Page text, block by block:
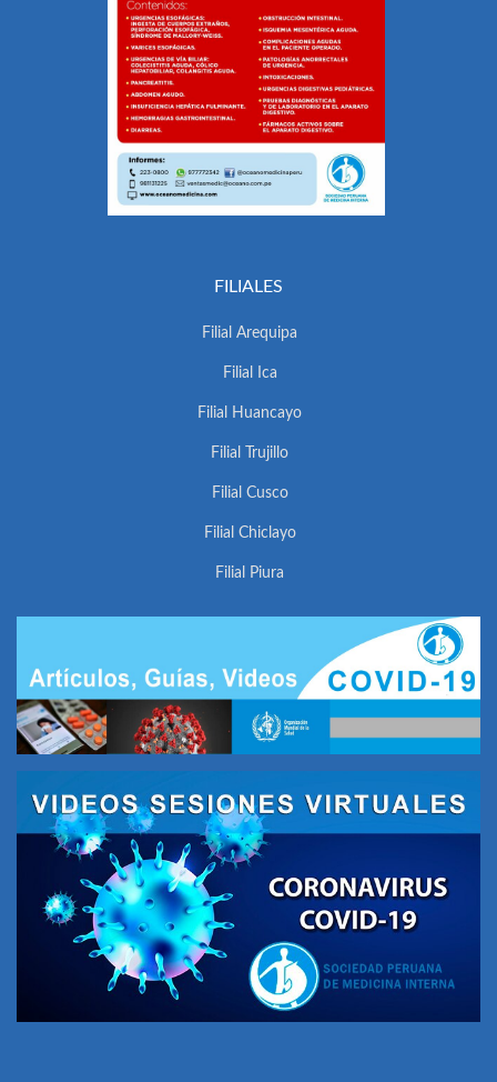
FILIALES
Filial Arequipa
Filial Ica
Filial Huancayo
Filial Trujillo
Filial Cusco
Filial Chiclayo
Filial Piura